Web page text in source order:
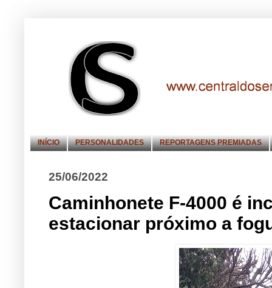
INÍCIO PERSONALIDADES REPORTAGENS PREMIADAS
25/06/2022
Caminhonete F-4000 é
estacionar próximo a